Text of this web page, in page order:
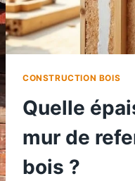
CONSTRUCTION BOIS
Quelle
mur de
bois ?